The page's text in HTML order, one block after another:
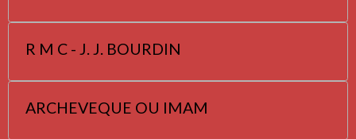
R M C - J. J. BOURDIN
ARCHEVEQUE OU IMAM